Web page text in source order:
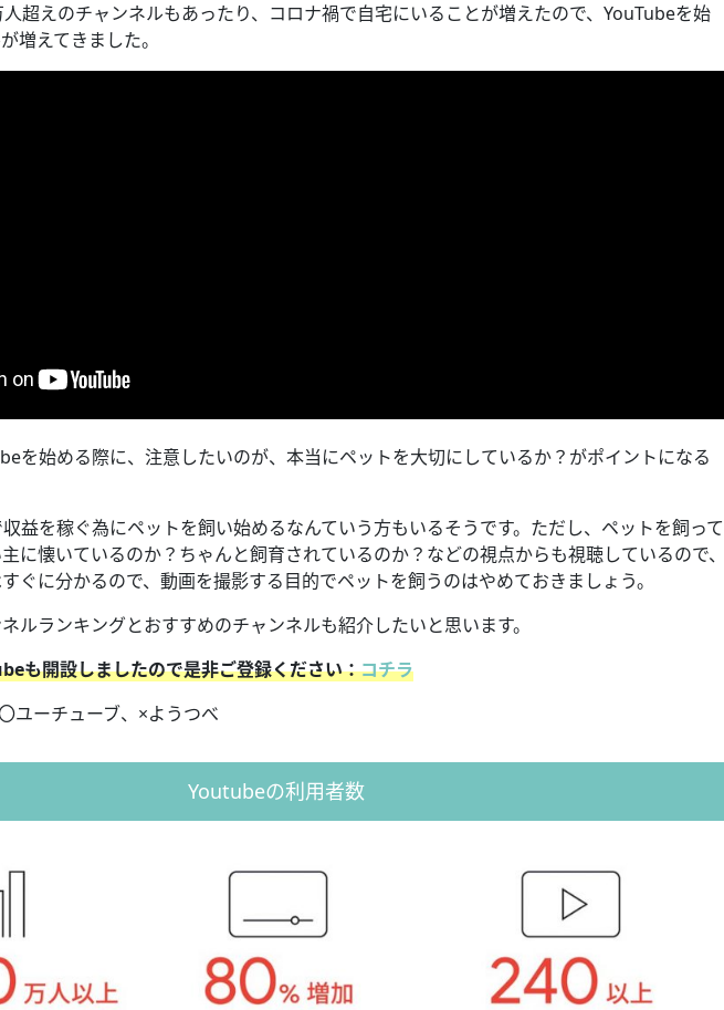
超えのチャンネルもあったり、コロナ禍で自宅にいることが増えたので、YouTubeを始
増えてきました。
を始める際に、注意したいのが、本当にペットを大切にしているか？がポイントになる
益を稼ぐ為にペットを飼い始めるなんていう方もいるそうです。ただし、ペットを飼って
に懐いているのか？ちゃんと飼育されているのか？などの視点からも視聴しているので、
ぐに分かるので、動画を撮影する目的でペットを飼うのはやめておきましょう。
ルランキングとおすすめのチャンネルも紹介したいと思います。
も開設しましたので是非ご登録ください：コチラ
ユーチューブ、×ようつべ
Youtubeの利用者数